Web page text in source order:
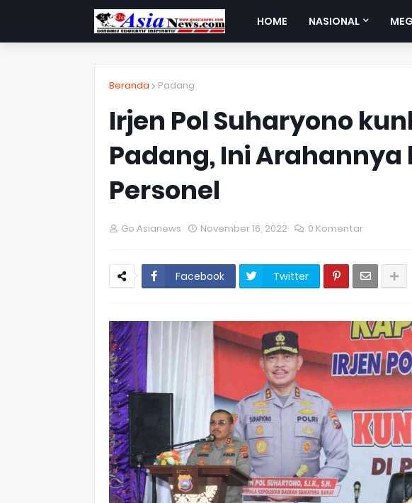
HOME NASIONAL
Beranda Padang
Irjen Pol Suharyono
Padang, Ini Arahannya
Personel
Go Asianews November 16, 2022 0 Komentar
Facebook Twitter